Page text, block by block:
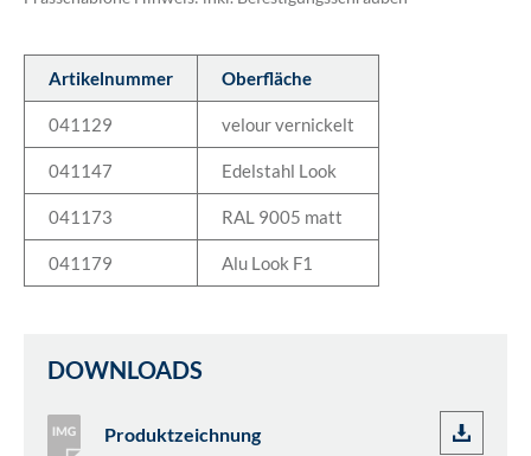
Artikelnummer Oberfläche
041129 velour vernickelt
041147 Edelstahl Look
041173 RAL 9005 matt
041179 Alu Look F1
DOWNLOADS
Produktzeichnung